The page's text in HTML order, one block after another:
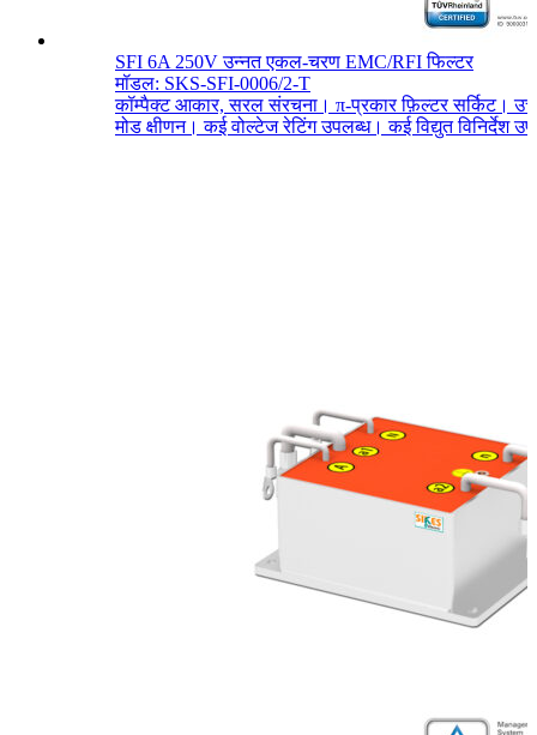
SFI 6A 250V उन्नत एकल-चरण EMC/RFI फिल्टर
मॉडल: SKS-SFI-0006/2-T
कॉम्पैक्ट आकार, सरल संरचना। π-प्रकार फ़िल्टर सर्किट।
मोड क्षीणन। कई वोल्टेज रेटिंग उपलब्ध। कई विद्युत विनिर्देश